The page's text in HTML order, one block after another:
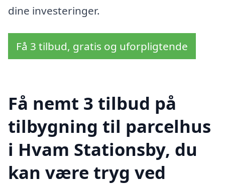
dine investeringer.
Få 3 tilbud, gratis og uforpligtende
Få nemt 3 tilbud på
tilbygning til parcelhus
i Hvam Stationsby, du
kan være tryg ved